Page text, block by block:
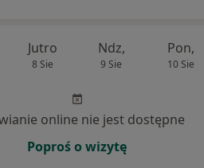
Jutro
8 Sie
Ndz,
9 Sie
Pon,
10 Sie
online nie jest dostępne
Poproś o wizytę